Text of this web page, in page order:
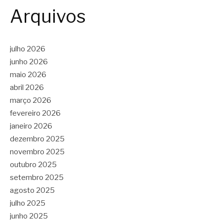
Arquivos
julho 2026
junho 2026
maio 2026
abril 2026
março 2026
fevereiro 2026
janeiro 2026
dezembro 2025
novembro 2025
outubro 2025
setembro 2025
agosto 2025
julho 2025
junho 2025